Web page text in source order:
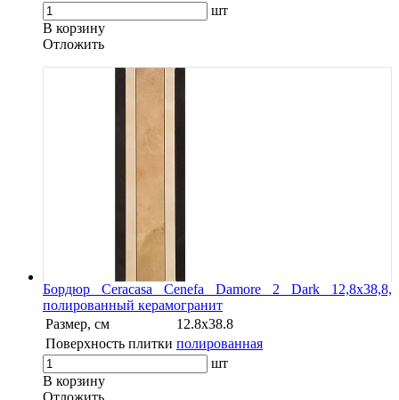
шт
В корзину
Oтложить
Бордюр Ceracasa Cenefa Damore 2 Dark 12,8x38,8,
полированный керамогранит
Размер, см
12.8х38.8
Поверхность плитки полированная
шт
В корзину